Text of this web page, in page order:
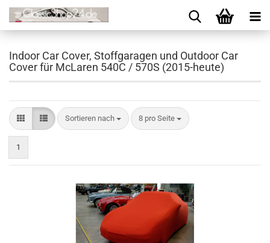
Indoor Car Cover, Stoffgaragen und Outdoor Car
Cover für McLaren 540C / 570S (2015-heute)
Sortieren nach 8 pro Seite
1